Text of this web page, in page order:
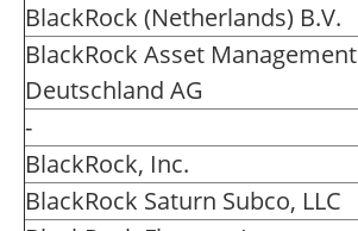
BlackRock (Netherlands) B.V.
BlackRock Asset Management
Deutschland AG
-
BlackRock, Inc.
BlackRock Saturn Subco, LLC